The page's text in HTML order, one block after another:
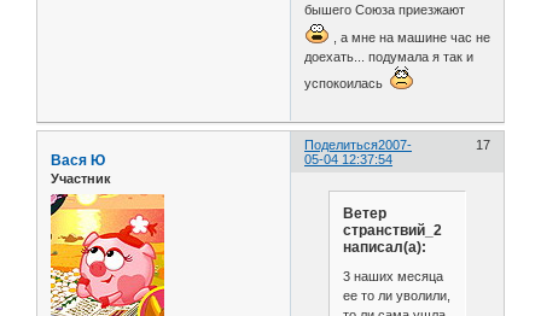
бышего Союза приезжают
, а мне на машине час не
доехать... подумала я так и
успокоилась
Поделиться 17
2007-
05-04 12:37:54
Вася Ю
Участник
Ветер
странствий_2
написал(а):
3 наших месяца
ее то ли уволили,